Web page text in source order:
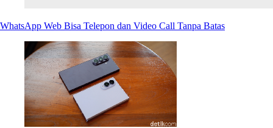
WhatsApp Web Bisa Telepon dan Video Call Tanpa Batas